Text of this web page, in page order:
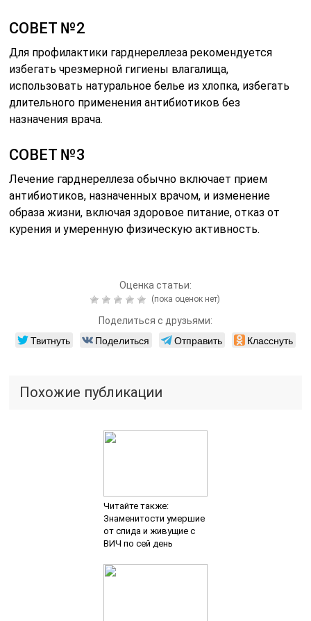
СОВЕТ №2
Для профилактики гарднереллеза рекомендуется
избегать чрезмерной гигиены влагалища,
использовать натуральное белье из хлопка, избегать
длительного применения антибиотиков без
назначения врача.
СОВЕТ №3
Лечение гарднереллеза обычно включает прием
антибиотиков, назначенных врачом, и изменение
образа жизни, включая здоровое питание, отказ от
курения и умеренную физическую активность.
Оценка статьи:
(пока оценок нет)
Поделиться с друзьями:
Твитнуть Поделиться Отправить Класснуть
Похожие публикации
Читайте также:
Знаменитости умершие
от спида и живущие с
ВИЧ по сей день